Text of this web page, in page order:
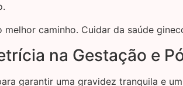
melhor caminho. Cuidar da saúde
na Gestação e
garantir uma gravidez tranquila e